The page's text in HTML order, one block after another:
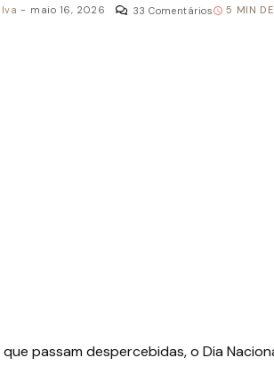
- maio 16, 2026 33 Comentários 5 MIN
passam despercebidas, o Dia